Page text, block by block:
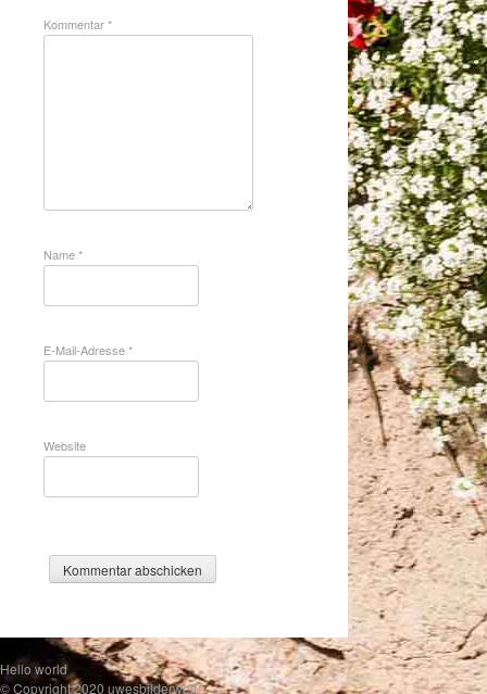
Kommentar*
Name*
E-Mail-Adresse*
Website
Hello world
© Copyright 2020 uwesbilderwelt